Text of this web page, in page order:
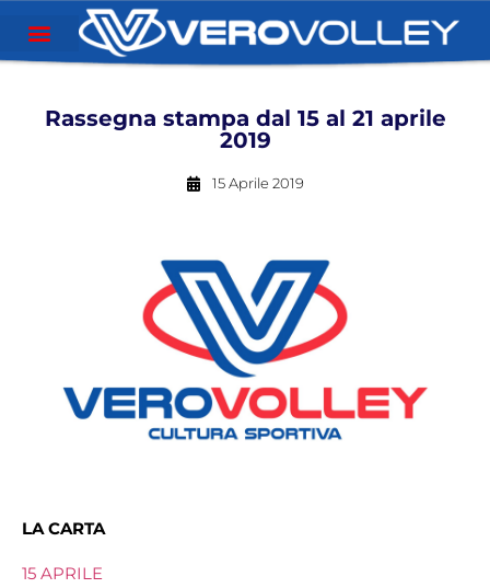
Rassegna stampa dal 15 al 21 aprile
2019
15 Aprile 2019
LA CARTA
15 APRILE